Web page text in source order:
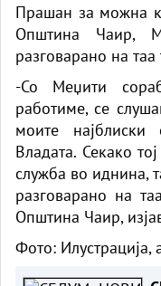
Прашан за можна
Општина Чаир,
разговарано на таа
-Со Меџити
работиме, се
моите
Владата. Секако
служба во иднина,
разговарано на
Општина Чаир,
Фото: Илустрација,